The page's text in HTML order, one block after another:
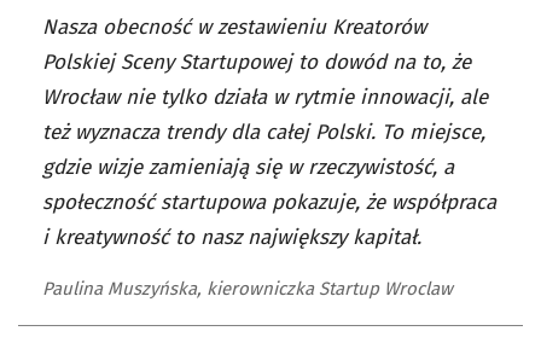
Nasza obecność w zestawieniu Kreatorów
Polskiej Sceny Startupowej to dowód na to, że
Wrocław nie tylko działa w rytmie innowacji, ale
też wyznacza trendy dla całej Polski. To miejsce,
gdzie wizje zamieniają się w rzeczywistość, a
społeczność startupowa pokazuje, że współpraca
i kreatywność to nasz największy kapitał.
Paulina Muszyńska, kierowniczka Startup Wroclaw